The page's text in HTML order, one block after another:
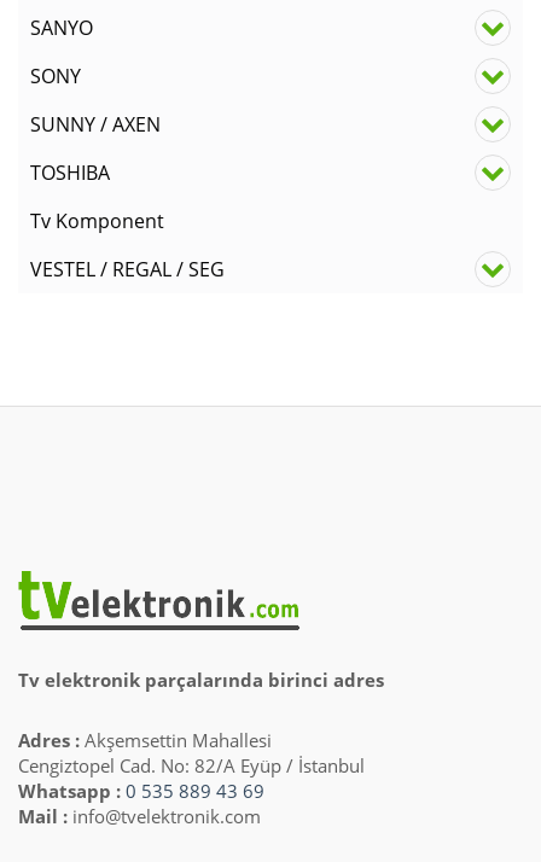
SANYO
SONY
SUNNY / AXEN
TOSHIBA
Tv Komponent
VESTEL / REGAL / SEG
Tv elektronik parçalarında birinci adres
Adres : Akşemsettin Mahallesi
Cengiztopel Cad. No: 82/A Eyüp / İstanbul
Whatsapp : 0 535 889 43 69
Mail : info@tvelektronik.com